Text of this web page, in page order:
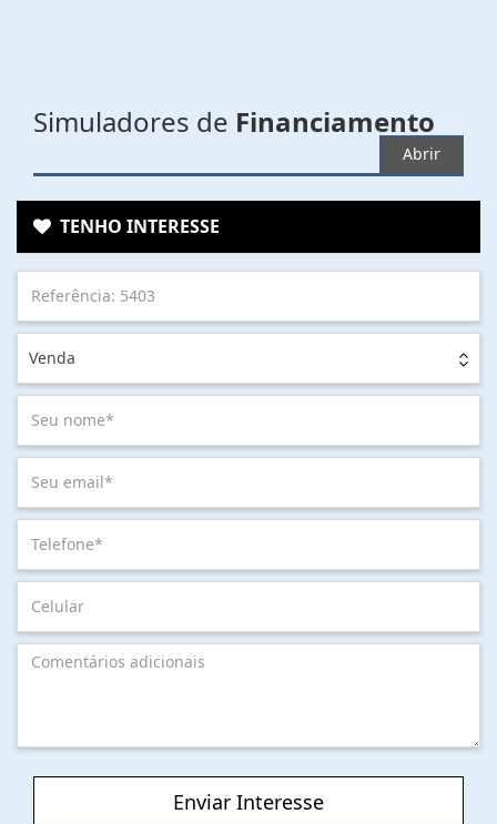
Simuladores de Financiamento
Abrir
TENHO INTERESSE
Venda
Enviar Interesse